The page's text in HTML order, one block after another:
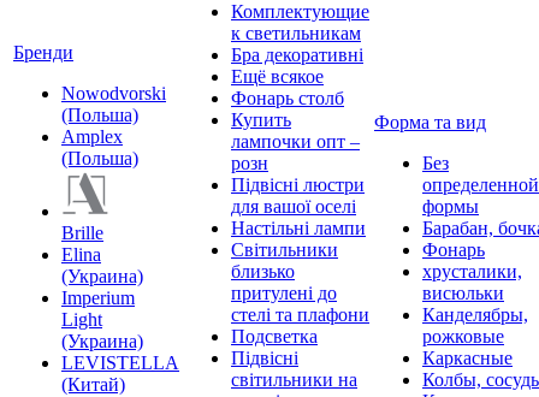
Бренди
Nowodvorski
(Польша)
Amplex
(Польша)
Brille
Elina
(Украина)
Imperium
Light
(Украина)
LEVISTELLA
(Китай)
Комплектующие
к светильникам
Бра декоративні
Ещё всякое
Фонарь столб
Купить
лампочки опт –
розн
Підвісні люстри
для вашої оселі
Настільні лампи
Світильники
близько
притулені до
стелі та плафони
Подсветка
Підвісні
світильники на
Форма та вид
Без
определенной
формы
Барабан,
Фонарь
хрусталики,
висюльки
Канделябры,
рожковые
Каркасные
Колбы,